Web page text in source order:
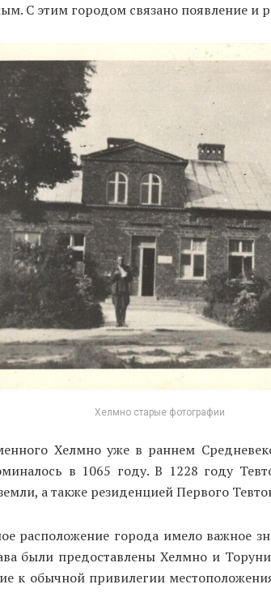
С этим городом связано появление и
Хелмно старые фотографии
Хелмно уже в раннем
в 1065 году. В 1228 году
а также резиденцией Первого
расположение города имело важное
были предоставлены Хелмно и
к обычной привилегии